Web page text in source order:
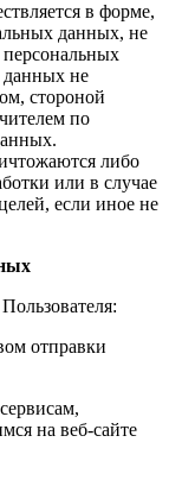
в форме,
данных, не
данных не
стороной
по
либо
или в случае
если иное не
отправки
на веб-сайте